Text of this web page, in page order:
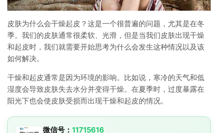
皮肤为什么会干燥起皮？这是一个很普遍的问题，尤其是在冬
季。我们的皮肤通常很柔软、光滑，但是当我们皮肤出现干燥
和起皮时，我们就需要开始思考为什么会发生这种情况以及该
如何解决。
干燥和起皮通常是因为环境的影响。比如说，寒冷的天气和低
湿度会导致皮肤失去水分并变得干燥。在夏季时，过度暴露在
阳光下也会使皮肤受损而出现干燥和起皮的情况。
微信号： 11715616